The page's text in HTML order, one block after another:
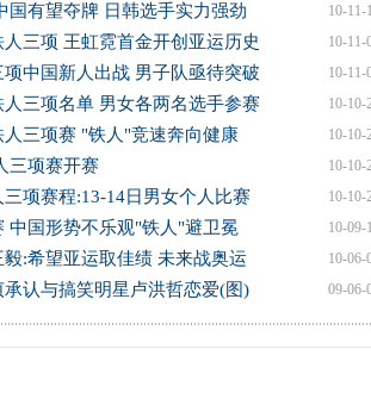
10-11-
国有望夺牌 日韩选手实力强劲
10-11-
三项 王虹霓首金开创亚运历史
10-11-
项中国新人出战 男子队亟待突破
10-10-
人三项名单 男女各两名选手参赛
10-10-
三项赛 "铁人"竞速奔向健康
10-10-
三项赛开赛
10-10-
项赛程:13-14日男女个人比赛
10-09-
中国形势不乐观"铁人"避卫冕
10-06-
:希望亚运取佳绩 未来战奥运
09-06-
认与搞笑明星卢洪哲恋爱(图)